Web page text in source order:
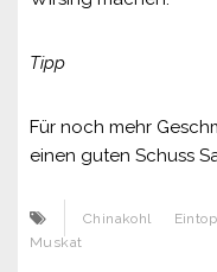
Tipp
Für noch mehr
einen guten Schuss
Chinakohl
Muskat